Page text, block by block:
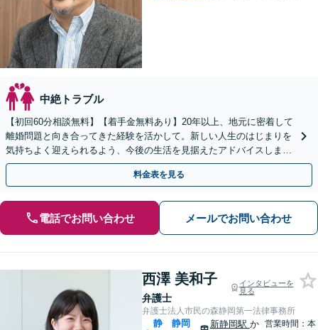
中絶トラブル
【初回60分相談無料】【着手金無料あり】20年以上、地元に密着して
離婚問題と向き合ってきた経験を活かして。新しい人生のはじまりを
気持ちよく迎えられるよう、今後の生活を見据えたアドバイスします
【当日／休日／夜間／電話相談可】【全国出張対応】
料金表を見る
電話でお問い合わせ メールでお問い合わせ
西澤 美和子
弁護士
インタビューを
見る
弁護士法人市民の森静岡第一法律事務所
静
静岡
新静岡駅 か 営業時間：本